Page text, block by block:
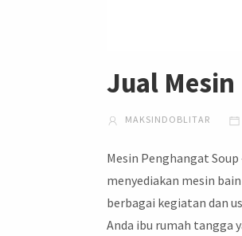
Jual Mesin
MAKSINDOBLITAR
Mesin Penghangat Soup
menyediakan mesin
berbagai kegiatan dan
Anda ibu rumah tangga